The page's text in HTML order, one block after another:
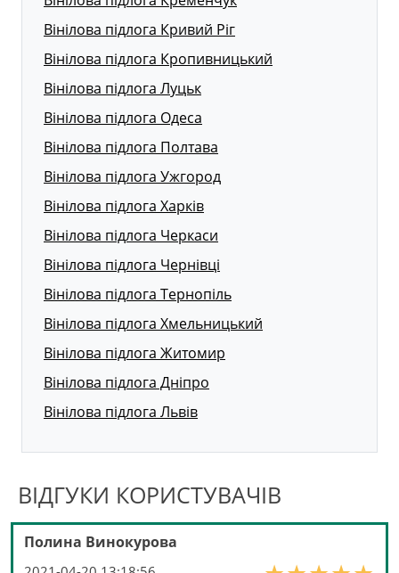
Вінілова підлога Кривий Ріг
Вінілова підлога Кропивницький
Вінілова підлога Луцьк
Вінілова підлога Одеса
Вінілова підлога Полтава
Вінілова підлога Ужгород
Вінілова підлога Харків
Вінілова підлога Черкаси
Вінілова підлога Чернівці
Вінілова підлога Тернопіль
Вінілова підлога Хмельницький
Вінілова підлога Житомир
Вінілова підлога Дніпро
Вінілова підлога Львів
ВІДГУКИ КОРИСТУВАЧІВ
Полина Винокурова